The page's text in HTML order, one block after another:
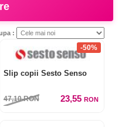
:
-50%
Slip copii Sesto Senso
47,10RON 23,55 RON